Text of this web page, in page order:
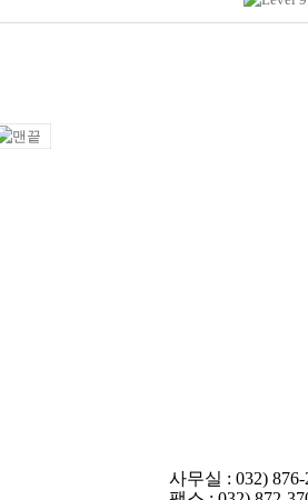
사무실 : 032) 876-